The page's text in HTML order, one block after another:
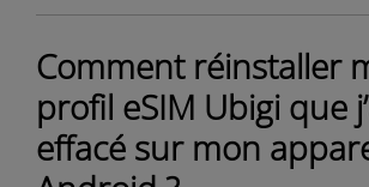
Comment réinstaller
profil eSIM Ubigi que
effacé sur mon